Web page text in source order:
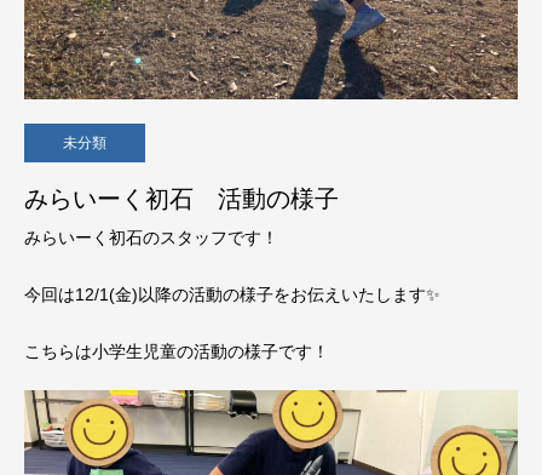
未分類
みらいーく初石 活動の様子
みらいーく初石のスタッフです！
今回は12/1(金)以降の活動の様子をお伝えいたします✨
こちらは小学生児童の活動の様子です！